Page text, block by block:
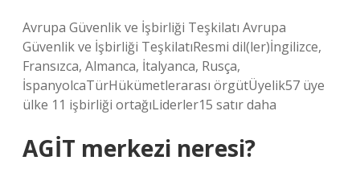
Avrupa Güvenlik ve İşbirliği Teşkilatı Avrupa
Güvenlik ve İşbirliği TeşkilatıResmi dil(ler)İngilizce,
Fransızca, Almanca, İtalyanca, Rusça,
İspanyolcaTürHükümetlerarası örgütÜyelik57 üye
ülke 11 işbirliği ortağıLiderler15 satır daha
AGİT merkezi neresi?